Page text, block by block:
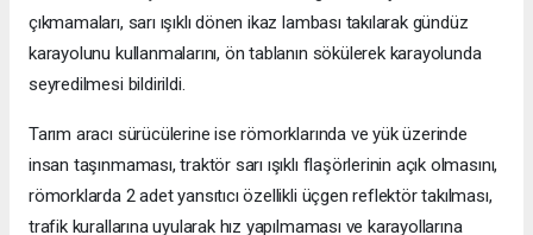
çıkmamaları, sarı ışıklı dönen ikaz lambası takılarak gündüz
karayolunu kullanmalarını, ön tablanın sökülerek karayolunda
seyredilmesi bildirildi.
Tarım aracı sürücülerine ise römorklarında ve yük üzerinde
insan taşınmaması, traktör sarı ışıklı flaşörlerinin açık olmasını,
römorklarda 2 adet yansıtıcı özellikli üçgen reflektör takılması,
trafik kurallarına uyularak hız yapılmaması ve karayollarına